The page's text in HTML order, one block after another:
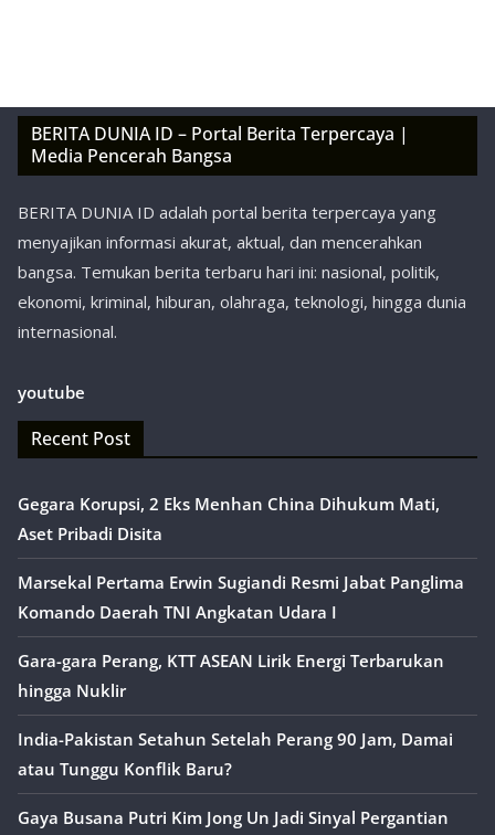
BERITA DUNIA ID – Portal Berita Terpercaya |
Media Pencerah Bangsa
BERITA DUNIA ID adalah portal berita terpercaya yang
menyajikan informasi akurat, aktual, dan mencerahkan
bangsa. Temukan berita terbaru hari ini: nasional, politik,
ekonomi, kriminal, hiburan, olahraga, teknologi, hingga dunia
internasional.
youtube
Recent Post
Gegara Korupsi, 2 Eks Menhan China Dihukum Mati,
Aset Pribadi Disita
Marsekal Pertama Erwin Sugiandi Resmi Jabat Panglima
Komando Daerah TNI Angkatan Udara I
Gara-gara Perang, KTT ASEAN Lirik Energi Terbarukan
hingga Nuklir
India-Pakistan Setahun Setelah Perang 90 Jam, Damai
atau Tunggu Konflik Baru?
Gaya Busana Putri Kim Jong Un Jadi Sinyal Pergantian